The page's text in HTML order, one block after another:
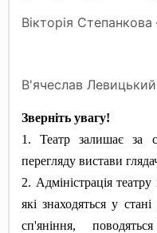
Вікторія
В'ячеслав
Зверніть увагу!
1. Театр залишає за
перегляду вистави
2. Адміністрація
які знаходяться у
сп'яніння,